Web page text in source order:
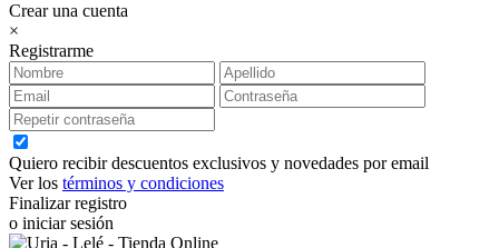
Crear una cuenta
×
Registrarme
Quiero recibir descuentos exclusivos y novedades por email
Ver los términos y condiciones
Finalizar registro
o iniciar sesión